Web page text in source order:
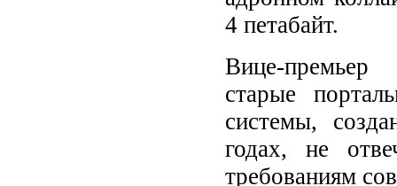
4 петабайт.
Вице-
старые
системы,
годах, не
требованиям